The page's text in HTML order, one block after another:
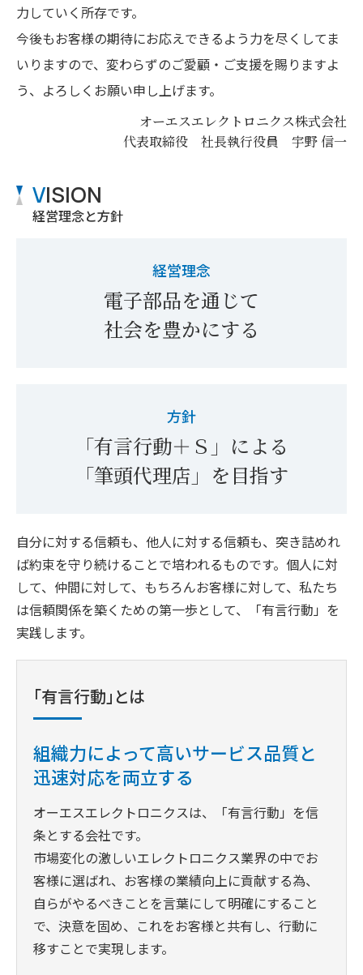
力していく所存です。
今後もお客様の期待にお応えできるよう力を尽くしてま
いりますので、変わらずのご愛顧・ご支援を賜りますよ
う、よろしくお願い申し上げます。
オーエスエレクトロニクス株式会社
代表取締役 社長執行役員 宇野 信一
VISION
経営理念と方針
経営理念
電子部品を通じて
社会を豊かにする
方針
「有言行動＋Ｓ」による
「筆頭代理店」を目指す
自分に対する信頼も、他人に対する信頼も、突き詰めれ
ば約束を守り続けることで培われるものです。個人に対
して、仲間に対して、もちろんお客様に対して、私たち
は信頼関係を築くための第一歩として、「有言行動」を
実践します。
「有言行動」とは
組織力によって高いサービス品質と
迅速対応を両立する
オーエスエレクトロニクスは、「有言行動」を信
条とする会社です。
市場変化の激しいエレクトロニクス業界の中でお
客様に選ばれ、お客様の業績向上に貢献する為、
自らがやるべきことを言葉にして明確にすること
で、決意を固め、これをお客様と共有し、行動に
移すことで実現します。